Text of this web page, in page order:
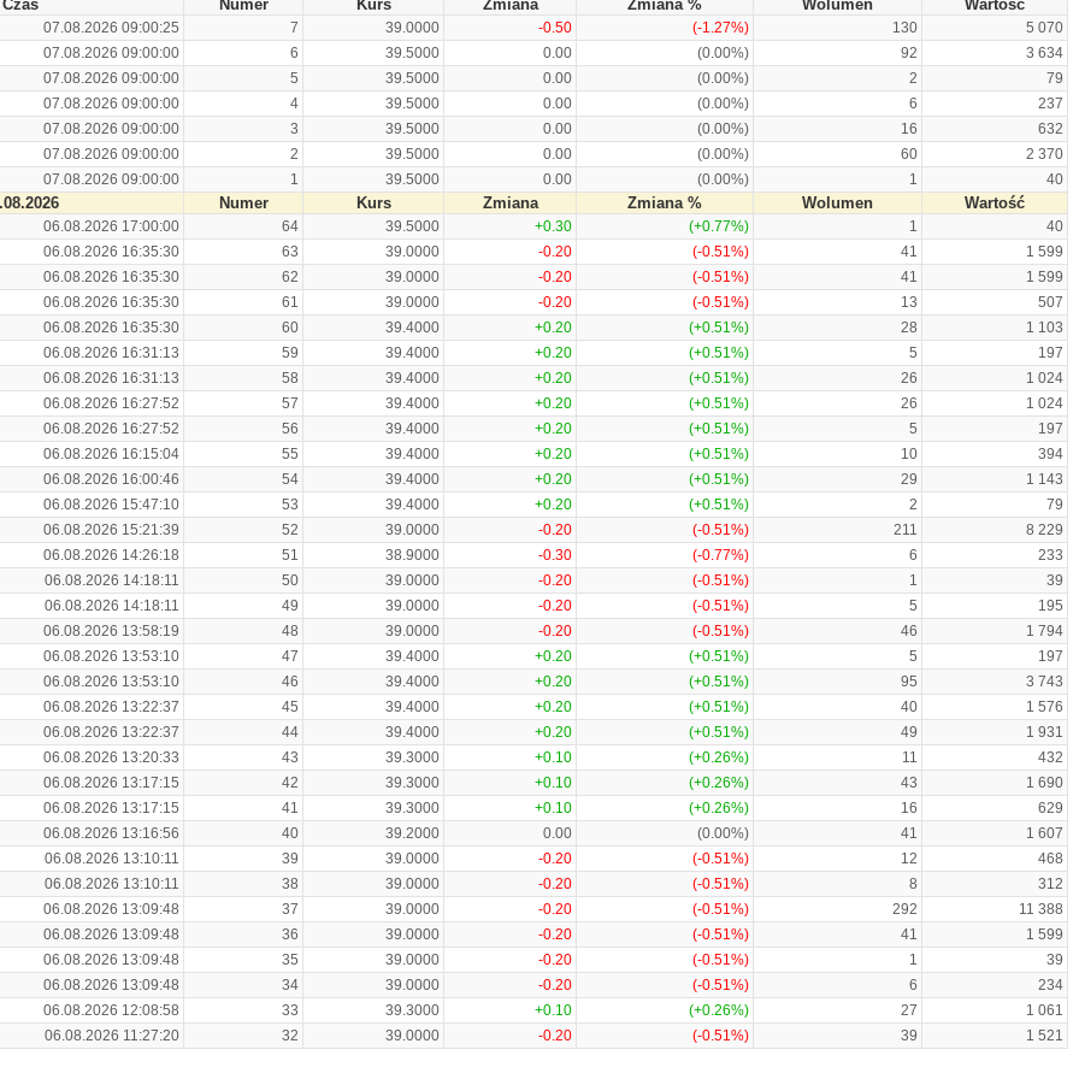
Czas Numer Kurs Zmiana Zmiana % Wolumen Wartość
07.08.2026 09:00:25 7 39.0000 -0.50 (-1.27%) 130
5 070
07.08.2026 09:00:00
6 39.5000 0.00 (0.00%) 92
3 634
07.08.2026 09:00:00
5 39.5000 0.00 (0.00%) 2
79
07.08.2026 09:00:00
4 39.5000 0.00 (0.00%) 6
237
07.08.2026 09:00:00
3 39.5000 0.00 (0.00%) 16
632
07.08.2026 09:00:00
2 39.5000 0.00 (0.00%) 60
2 370
07.08.2026 09:00:00
1 39.5000 0.00 (0.00%) 1 40
Numer Kurs Zmiana Zmiana % Wolumen Wartość
06.08.2026 17:00:00 64 39.5000 +0.30 (+0.77%) 1
40
06.08.2026 16:35:30
63 39.0000 -0.20 (-0.51%) 41
1 599
06.08.2026 16:35:30
62 39.0000 -0.20 (-0.51%) 41
1 599
06.08.2026 16:35:30
61 39.0000 -0.20 (-0.51%) 13
507
06.08.2026 16:35:30
60 39.4000 +0.20 (+0.51%) 28
1 103
06.08.2026 16:31:13
59 39.4000 +0.20 (+0.51%) 5
197
06.08.2026 16:31:13
58 39.4000 +0.20 (+0.51%) 26
1 024
06.08.2026 16:27:52
57 39.4000 +0.20 (+0.51%) 26
1 024
06.08.2026 16:27:52
56 39.4000 +0.20 (+0.51%) 5
197
06.08.2026 16:15:04
55 39.4000 +0.20 (+0.51%) 10
394
06.08.2026 16:00:46
54 39.4000 +0.20 (+0.51%) 29
1 143
06.08.2026 15:47:10
53 39.4000 +0.20 (+0.51%) 2
79
06.08.2026 15:21:39
52 39.0000 -0.20 (-0.51%) 211
8 229
06.08.2026 14:26:18
51 38.9000 -0.30 (-0.77%) 6
233
06.08.2026 14:18:11
50 39.0000 -0.20 (-0.51%) 1
39
06.08.2026 14:18:11
49 39.0000 -0.20 (-0.51%) 5
195
06.08.2026 13:58:19
48 39.0000 -0.20 (-0.51%) 46
1 794
06.08.2026 13:53:10
47 39.4000 +0.20 (+0.51%) 5
197
06.08.2026 13:53:10
46 39.4000 +0.20 (+0.51%) 95
3 743
06.08.2026 13:22:37
45 39.4000 +0.20 (+0.51%) 40
1 576
06.08.2026 13:22:37
44 39.4000 +0.20 (+0.51%) 49
1 931
06.08.2026 13:20:33
43 39.3000 +0.10 (+0.26%) 11
432
06.08.2026 13:17:15
42 39.3000 +0.10 (+0.26%) 43
1 690
06.08.2026 13:17:15
41 39.3000 +0.10 (+0.26%) 16
629
06.08.2026 13:16:56
40 39.2000 0.00 (0.00%) 41
1 607
06.08.2026 13:10:11
39 39.0000 -0.20 (-0.51%) 12
468
06.08.2026 13:10:11
38 39.0000 -0.20 (-0.51%) 8
312
06.08.2026 13:09:48
37 39.0000 -0.20 (-0.51%) 292
11 388
06.08.2026 13:09:48
36 39.0000 -0.20 (-0.51%) 41
1 599
06.08.2026 13:09:48
35 39.0000 -0.20 (-0.51%) 1
39
06.08.2026 13:09:48
34 39.0000 -0.20 (-0.51%) 6
234
06.08.2026 12:08:58
33 39.3000 +0.10 (+0.26%) 27
1 061
06.08.2026 11:27:20
32 39.0000 -0.20 (-0.51%) 39 1 521